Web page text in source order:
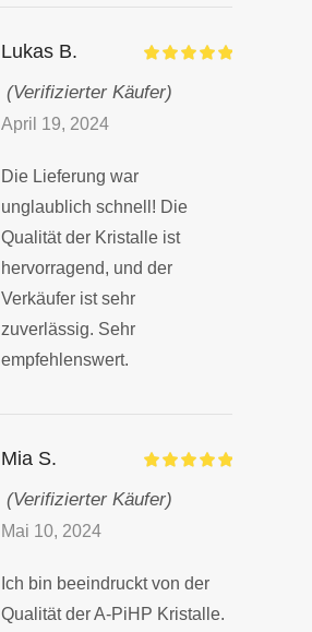
Lukas B.
(Verifizierter Käufer)
April 19, 2024
Die Lieferung war
unglaublich schnell! Die
Qualität der Kristalle ist
hervorragend, und der
Verkäufer ist sehr
zuverlässig. Sehr
empfehlenswert.
Mia S.
(Verifizierter Käufer)
Mai 10, 2024
Ich bin beeindruckt von der
Qualität der A-PiHP Kristalle.